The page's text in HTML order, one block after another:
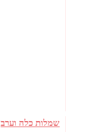
שמלות כלה וערב